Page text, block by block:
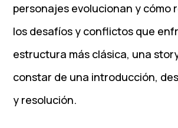
personajes evolucionan y cómo
los desafíos y conflictos que
estructura más clásica, una
constar de una introducción,
y resolución.